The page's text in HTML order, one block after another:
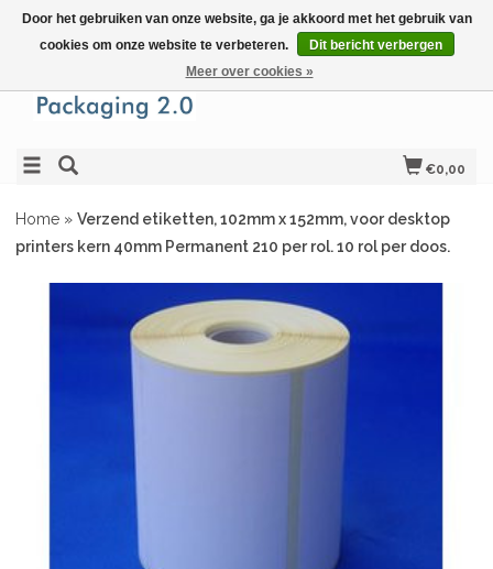
€0,00
Home » Verzend etiketten, 102mm x 152mm, voor desktop
printers kern 40mm Permanent 210 per rol. 10 rol per doos.
Door het gebruiken van onze website, ga je akkoord met het gebruik van
cookies om onze website te verbeteren.
Dit bericht verbergen
Meer over cookies »